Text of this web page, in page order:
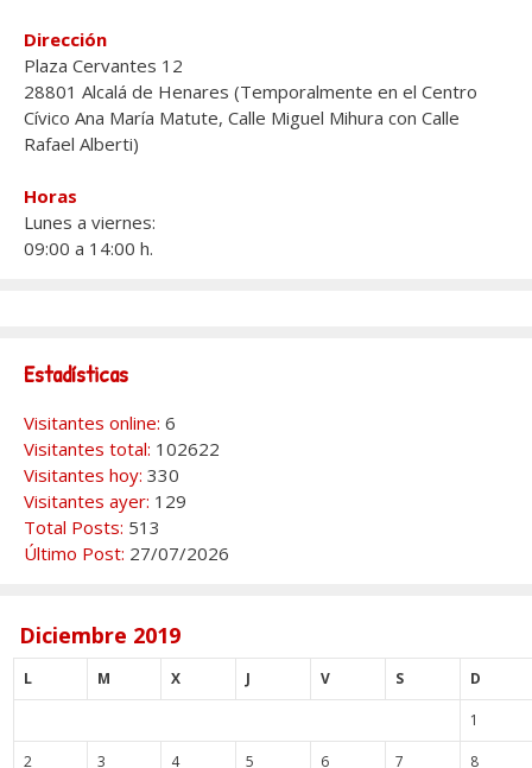
Dirección
Plaza Cervantes 12
28801 Alcalá de Henares (Temporalmente en el Centro
Cívico Ana María Matute, Calle Miguel Mihura con Calle
Rafael Alberti)
Horas
Lunes a viernes:
09:00 a 14:00 h.
Estadísticas
Visitantes online: 6
Visitantes total: 102622
Visitantes hoy: 330
Visitantes ayer: 129
Total Posts: 513
Último Post: 27/07/2026
Diciembre 2019
L M X J V S D
1
2 3 4 5 6 7 8